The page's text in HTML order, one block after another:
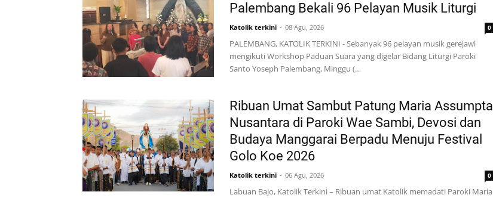
Palembang Bekali 96 Pelayan Musik Liturgi
Katolik terkini 08 Agu, 2026 0
PALEMBANG, KATOLIK TERKINI - Sebanyak 96 pelayan musik gerejawi
mengikuti Workshop Paduan Suara yang digelar Bidang Liturgi Paroki
Santo Yoseph Palembang, Minggu (…
Ribuan Umat Sambut Patung Maria Assumpta
Nusantara di Paroki Wae Sambi, Devosi dan
Budaya Manggarai Berpadu Menuju Festival
Golo Koe 2026
Katolik terkini 06 Agu, 2026 0
Labuan Bajo, Katolik Terkini – Ribuan umat Katolik memadati Paroki Maria